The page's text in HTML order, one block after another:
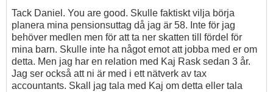
Tack Daniel. You are good. Skulle faktiskt vilja börja
planera mina pensionsuttag då jag är 58. Inte för jag
behöver medlen men för att ta ner skatten till fördel för
mina barn. Skulle inte ha något emot att jobba med er om
detta. Men jag har en relation med Kaj Rask sedan 3 år.
Jag ser också att ni är med i ett nätverk av tax
accountants. Skall jag tala med Kaj om detta eller tala